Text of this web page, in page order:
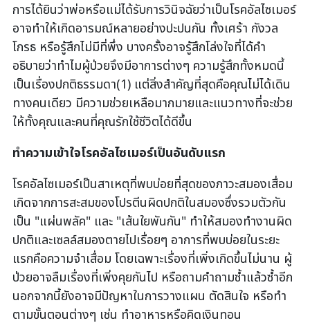
การได้ยินว่าพ่อหรือแม่ได้รับการวินิจฉัยว่าเป็นโรคอัลไซเมอร์
อาจทำให้เกิดอารมณ์หลายอย่างปะปนกัน ทั้งเศร้า กังวล
โกรธ หรือรู้สึกไม่มีที่พึ่ง บางครั้งอาจรู้สึกโล่งใจที่ได้คำ
อธิบายว่าทำไมผู้ป่วยจึงมีอาการต่างๆ ความรู้สึกทั้งหมดนี้
เป็นเรื่องปกติธรรมดา(1) แต่สิ่งสำคัญที่สุดคือคุณไม่ได้เดิน
ทางคนเดียว มีความช่วยเหลือมากมายและแนวทางที่จะช่วย
ให้ทั้งคุณและคนที่คุณรักใช้ชีวิตได้ดีขึ้น
ทำความเข้าใจโรคอัลไซเมอร์เป็นอันดับแรก
โรคอัลไซเมอร์เป็นสาเหตุที่พบบ่อยที่สุดของภาวะสมองเสื่อม
เกิดจากการสะสมของโปรตีนผิดปกติในสมองซึ่งรวมตัวกัน
เป็น "แผ่นพลัค" และ "เส้นใยพันกัน" ทำให้สมองทำงานผิด
ปกติและเซลล์สมองตายไปเรื่อยๆ อาการที่พบบ่อยในระยะ
แรกคือความจำเสื่อม โดยเฉพาะเรื่องที่เพิ่งเกิดขึ้นไม่นาน ผู้
ป่วยอาจลืมเรื่องที่เพิ่งคุยกันไป หรือถามคำถามซ้ำแล้วซ้ำอีก
นอกจากนี้ยังอาจมีปัญหาในการวางแผน ตัดสินใจ หรือทำ
ตามขั้นตอนต่างๆ เช่น ทำอาหารหรือคิดเงินทอน